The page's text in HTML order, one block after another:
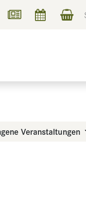
Veranstaltungen